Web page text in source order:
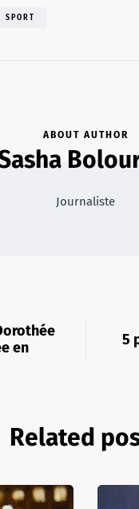
SPORT
ABOUT AUTHOR
Journaliste
en
5
Related